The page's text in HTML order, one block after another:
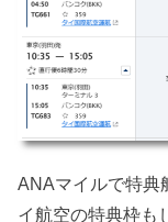
ANAマイルで特典
イ航空の特典枠も